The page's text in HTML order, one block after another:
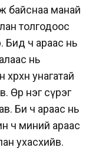
байснаа манай
толгодоос
Бид ч араас нь
нь
унагатай
Өөр нэг сүрэг
Би ч араас нь
ч миний араас
ухасхийв.